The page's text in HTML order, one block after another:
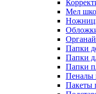
Мел
Папки
Папки
Папки
Пеналы
Пакеты